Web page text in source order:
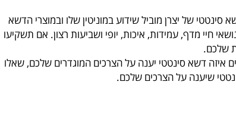
סינטטי של יצרן מוביל שידוע במוניטין שלו ובמוצרי הדשא
חיי מדף, עמידות, איכות, יופי ושביעות רצון. אם תשקיעו
שלכם.
איזה דשא סינטטי יענה על הצרכים המוגדרים שלכם, שאלו
שיענה על הצרכים שלכם.